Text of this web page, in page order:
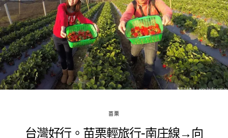
苗栗
台灣好行。苗栗輕旅行-南庄線→向